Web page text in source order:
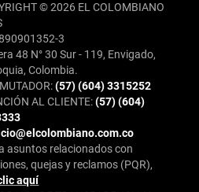
© 2026 EL COLOMBIANO
3
48 N° 30 Sur - 119, Envigado,
Colombia.
(57) (604) 3315252
AL CLIENTE:(57) (604)
asuntos relacionados con
quejas y reclamos (PQR),
aquí